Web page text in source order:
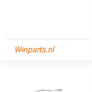
Winparts.nl